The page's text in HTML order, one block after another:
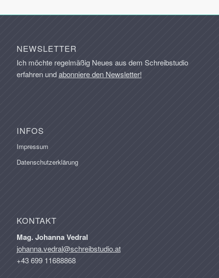
NEWSLETTER
Ich möchte regelmäßig Neues aus dem Schreibstudio
erfahren undabonniere den Newsletter!
INFOS
Impressum
Datenschutzerklärung
KONTAKT
Mag. Johanna Vedral
johanna.vedral@schreibstudio.at
+43 699 11688868